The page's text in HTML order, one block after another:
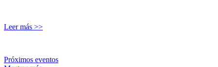
Leer más >>
Próximos eventos